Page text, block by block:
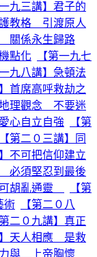
一九三講】君子的
護教格 引渡原人
關係永生歸路
點化
【第一九七
一九八講】急頓法
首席高呼救劫之
地理觀念 不要迷
心自立自強
【第
【第二０三講】同
不可把信仰建立
必須堅忍到最後
胡亂通靈
【第
術
【第二０八
第二０九講】真正
】天人相應 是救
力與 上帝胸懷